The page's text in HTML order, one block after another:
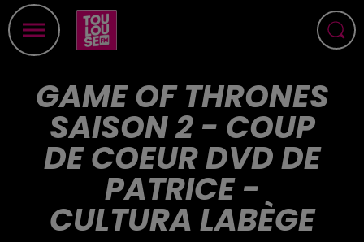
GAME OF THRONES
SAISON 2 - COUP
DE COEUR DVD DE
PATRICE -
CULTURA LABÈGE